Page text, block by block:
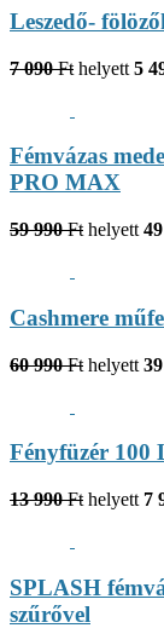
Leszedő-
7 090 Ft helyett 5
Fémvázas
PRO MAX
59 990 Ft helyett
Cashmere
60 990 Ft helyett
Fényfüzér 100
13 990 Ft helyett 7
SPLASH
szűrővel